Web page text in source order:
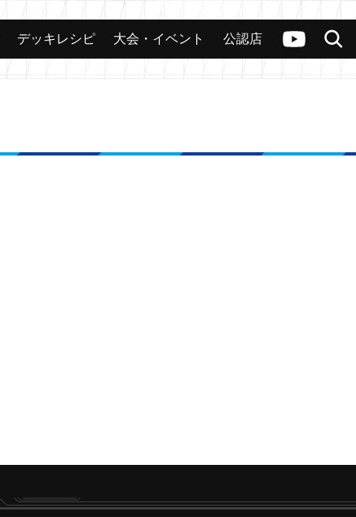
ヴァンガードch
検索
カード 大会 公認店舗 その他
デッキレシピ 大会・イベント 公認店